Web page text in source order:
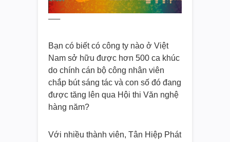
—–
Bạn có biết có công ty nào ở Việt
Nam sở hữu được hơn 500 ca khúc
do chính cán bộ công nhân viên
chắp bút sáng tác và con số đó đang
được tăng lên qua Hội thi Văn nghệ
hàng năm?
Với nhiều thành viên, Tân Hiệp Phát